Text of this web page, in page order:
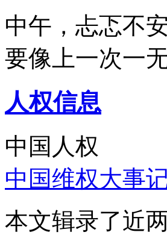
中午，忐忑不
要像上一次一
人权信息
中国人权
中国维权大事
本文辑录了近